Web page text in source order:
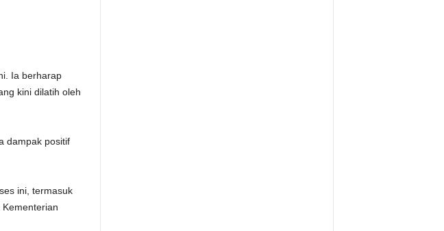
Ia berharap
kini dilatih oleh
dampak positif
ini, termasuk